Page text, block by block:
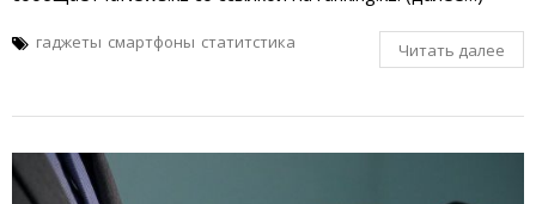
гаджеты смартфоны статитстика Читать далее